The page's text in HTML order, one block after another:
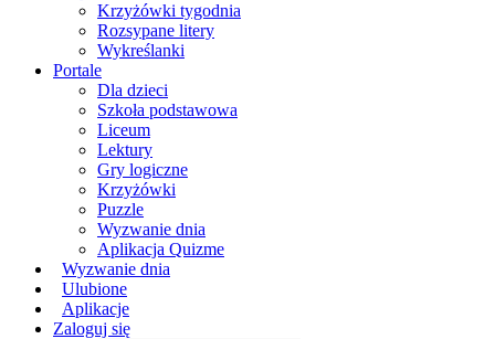
Krzyżówki tygodnia
Rozsypane litery
Wykreślanki
Portale
Dla dzieci
Szkoła podstawowa
Liceum
Lektury
Gry logiczne
Krzyżówki
Puzzle
Wyzwanie dnia
Aplikacja Quizme
Wyzwanie dnia
Ulubione
Aplikacje
Zaloguj się